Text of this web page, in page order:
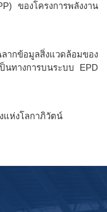
ของโครงการพลังงาน
อมูลสิ่งแวดล้อมของ
ทางการบนระบบ EPD
แห่งโลกาภิวัตน์